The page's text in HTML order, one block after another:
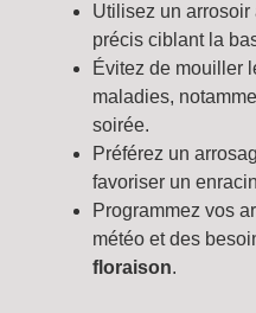
Utilisez un
précis ciblant la
Évitez de mouiller
maladies,
soirée.
Préférez un
favoriser un
Programmez vos
météo et des
floraison.